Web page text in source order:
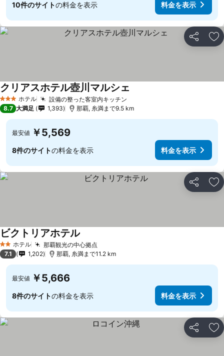
10件のサイトの料金を表示 料金を表示
シェア お
3 ホテルのランク
ホテル 設備の整った客室内キッチン
クリアスホテル壺川マルシェ
8.7 大満足 1,393 那覇, 糸満まで9.5 km
最安値 ￥5,569
8件のサイトの料金を表示 料金を表示
シェア お
2 ホテルのランク
ホテル 那覇観光の中心拠点
ビクトリアホテル
7.1 1,202 那覇, 糸満まで11.2 km
最安値 ￥5,666
8件のサイトの料金を表示 料金を表示
シェア お